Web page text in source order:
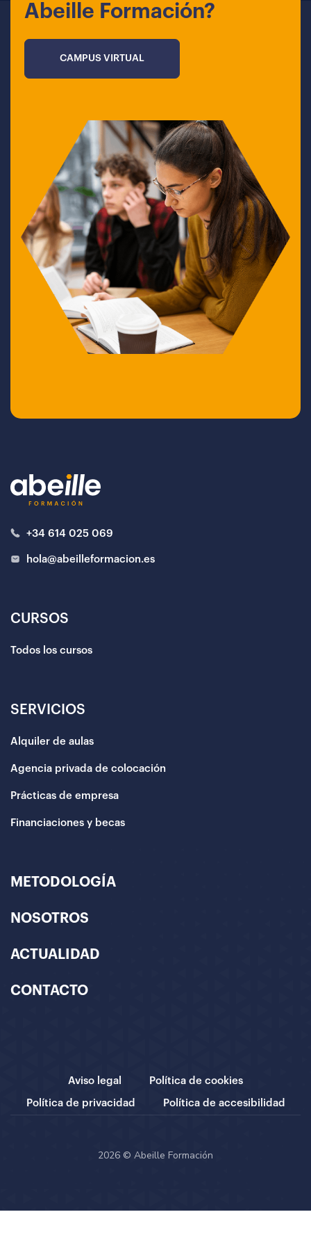
Abeille Formación?
CAMPUS VIRTUAL
+34 614 025 069
hola@abeilleformacion.es
CURSOS
Todos los cursos
SERVICIOS
Alquiler de aulas
Agencia privada de colocación
Prácticas de empresa
Financiaciones y becas
METODOLOGÍA
NOSOTROS
ACTUALIDAD
CONTACTO
Aviso legal Política de cookies
Política de privacidad Política de accesibilidad
2026 © Abeille Formación